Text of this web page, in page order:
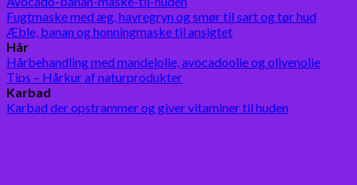
Fugtmaske med æg, havregryn og smør til sart og tør hud
Æble, banan og honningmaske til ansigtet
Hår
Hårbehandling med mandelolie, avocadoolie og olivenolie
Tips – Hårkur af naturprodukter
Karbad
Karbad der opstrammer og giver vitaminer til huden